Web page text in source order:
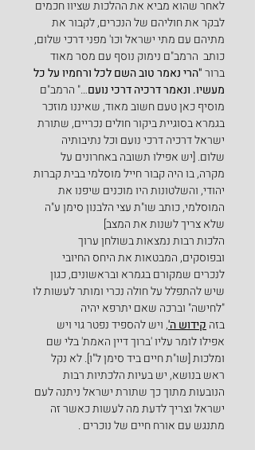
לאחר שהוא מביא את ההלכות שציוו חכמים
לבקר את חוליהם של הנכרים, לקבור את
מתיהם עם מתי ישראל וכו' מפני דרכי שלום,
כותב  הרמב"ם נימוק נוסף עם מסר מאוד
ברור "הרי נאמר טוב השם לכל ורחמיו על כל
מעשיו. ונאמר דרכיה דרכי נועם…" הרמב"ם
מוסיף כאן טעם חשוב מאוד, שאיננו מוזכר
בגמרא בסוגיית ביקור חולים נכריים, שתורת
ישראל דרכיה דרכי נועם וכל נתיבותיה
שלום. [יש אפילו תשובה באחרונים על
מקרה, בו היה קבור חייל מוסלמי בבית קברות
יהודי, והשלטונות היו מוכנים שיפנו את
המוסלמי, כותב שו"ת עצי הלבנון סימן ע"ה
שלא צריך לשנות את המצב]
הלכות רבות נמצאות בשולחן ערוך
ובפוסקים, המבטאות את היחס החיובי
לנכרים שמקורם בגמרא ובראשונים, כגון
שיש להתפלל על חולה נכרי ומותר לעשות לו
"לחישה" וברכה שאם יתרפא יהיה
בזה קידוש ה', ויש להספיד נפטר גוי ויש
אפילו לומר עליו 'ברוך דיין האמת' בלי שם
ומלכות [שו"ת חיים ביד סימן ל"ו]. לא נקל
ראש בנושא, יש בעיות הלכתיות רבות
הנובעות מתוך כך שתורת ישראל ניתנה לעם
ישראל וצריך לדעת מה לעשות כאשר זה
מתנגש עם אורח חיים של נוכרים .